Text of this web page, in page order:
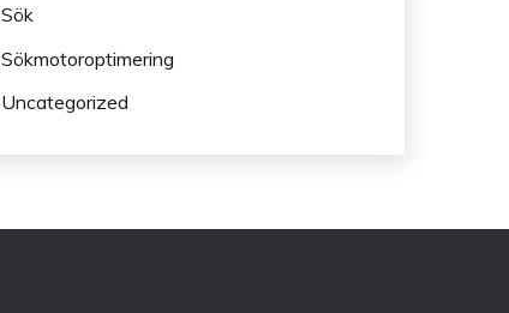
Sök
Sökmotoroptimering
Uncategorized